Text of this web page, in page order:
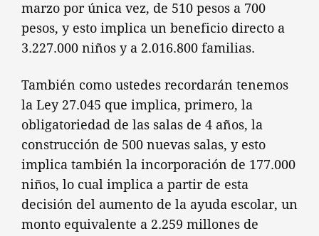
marzo por única vez, de 510 pesos a 700
pesos, y esto implica un beneficio directo a
3.227.000 niños y a 2.016.800 familias.
También como ustedes recordarán tenemos
la Ley 27.045 que implica, primero, la
obligatoriedad de las salas de 4 años, la
construcción de 500 nuevas salas, y esto
implica también la incorporación de 177.000
niños, lo cual implica a partir de esta
decisión del aumento de la ayuda escolar, un
monto equivalente a 2.259 millones de